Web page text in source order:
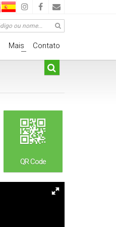
Contato
+
Mais
QR Code